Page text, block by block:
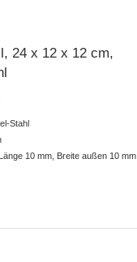
24 x 12 x 12 cm,
Stahl
10 mm, Breite außen 10 mm